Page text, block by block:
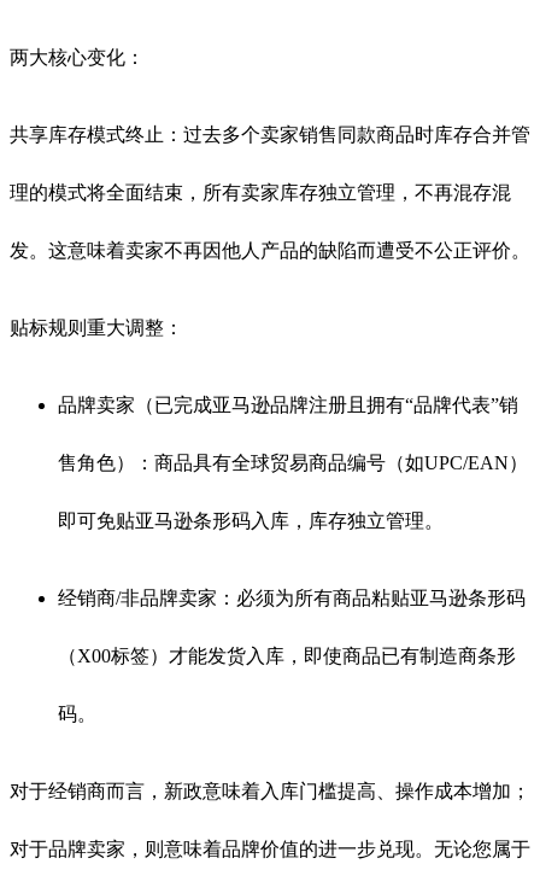
两大核心变化：
共享库存模式终止：过去多个卖家销售同款商品时库存合并管
理的模式将全面结束，所有卖家库存独立管理，不再混存混
发。这意味着卖家不再因他人产品的缺陷而遭受不公正评价。
贴标规则重大调整：
品牌卖家（已完成亚马逊品牌注册且拥有“品牌代表”销
售角色）：商品具有全球贸易商品编号（如UPC/EAN）
即可免贴亚马逊条形码入库，库存独立管理。
经销商/非品牌卖家：必须为所有商品粘贴亚马逊条形码
（X00标签）才能发货入库，即使商品已有制造商条形
码。
对于经销商而言，新政意味着入库门槛提高、操作成本增加；
对于品牌卖家，则意味着品牌价值的进一步兑现。无论您属于